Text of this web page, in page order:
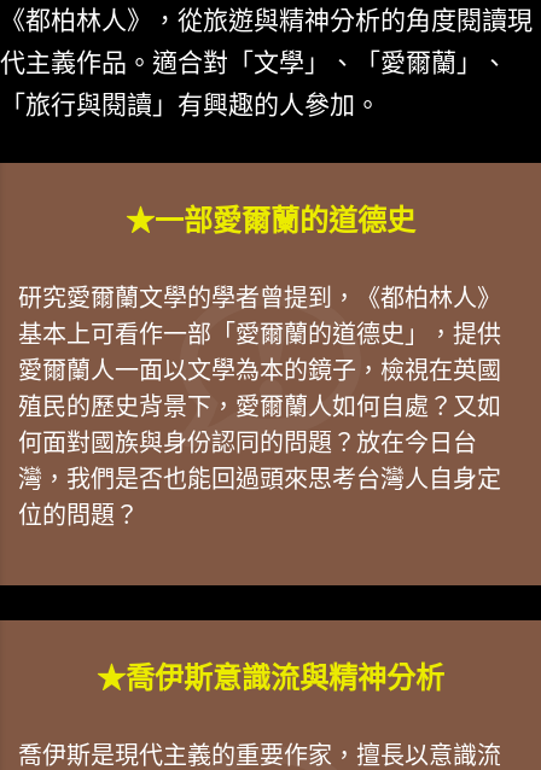
《都柏林人》，從旅遊與精神分析的角度閱讀現
代主義作品。適合對「文學」、「愛爾蘭」、
「旅行與閱讀」有興趣的人參加。
★一部愛爾蘭的道德史
研究愛爾蘭文學的學者曾提到，《都柏林人》
基本上可看作一部「愛爾蘭的道德史」，提供
愛爾蘭人一面以文學為本的鏡子，檢視在英國
殖民的歷史背景下，愛爾蘭人如何自處？又如
何面對國族與身份認同的問題？放在今日台
灣，我們是否也能回過頭來思考台灣人自身定
位的問題？
★喬伊斯意識流與精神分析
喬伊斯是現代主義的重要作家，擅長以意識流